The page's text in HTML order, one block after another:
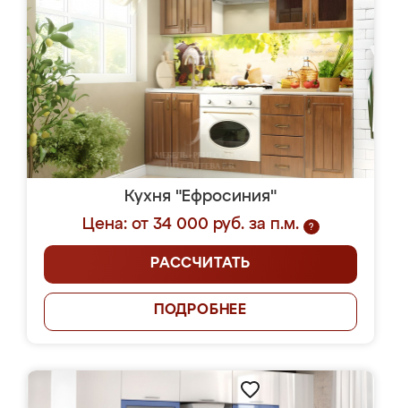
Кухня "Ефросиния"
Цена: от 34 000 руб. за п.м.
?
РАССЧИТАТЬ
ПОДРОБНЕЕ